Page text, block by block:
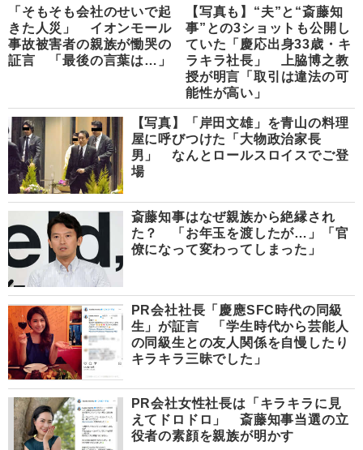
「そもそも会社のせいで起
きた人災」 イオンモール
事故被害者の親族が慟哭の
証言 「最後の言葉は…」
【写真も】“夫”と“斎藤知
事”との3ショットも公開し
ていた「慶応出身33歳・キ
ラキラ社長」 上脇博之教
授が明言「取引は違法の可
能性が高い」
【写真】「岸田文雄」を青山の料理
屋に呼びつけた「大物政治家長
男」 なんとロールスロイスでご登
場
斎藤知事はなぜ親族から絶縁され
た？ 「お年玉を渡したが…」「官
僚になって変わってしまった」
PR会社社長「慶應SFC時代の同級
生」が証言 「学生時代から芸能人
の同級生との友人関係を自慢したり
キラキラ三昧でした」
PR会社女性社長は「キラキラに見
えてドロドロ」 斎藤知事当選の立
役者の素顔を親族が明かす